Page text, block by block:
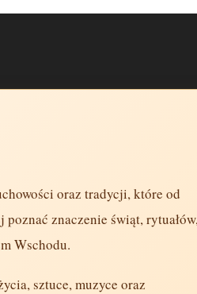
oraz tradycji, które od
znaczenie świąt,
Wschodu.
sztuce, muzyce oraz